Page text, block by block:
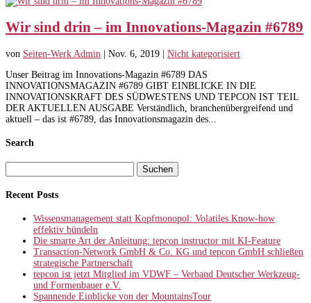
Wir sind drin – im Innovations-Magazin #6789
von Seiten-Werk Admin Nov. 6, 2019
Nicht kategorisiert
Unser Beitrag im Innovations-Magazin #6789 DAS
INNOVATIONSMAGAZIN #6789 GIBT EINBLICKE IN DIE
INNOVATIONSKRAFT DES SÜDWESTENS UND TEPCON IST TEIL
DER AKTUELLEN AUSGABE Verständlich, branchenübergreifend und
aktuell – das ist #6789, das Innovationsmagazin des...
Search
nach:
Recent Posts
Wissensmanagement statt Kopfmonopol: Volatiles Know-how
effektiv bündeln
Die smarte Art der Anleitung: tepcon instructor mit KI-Feature
Transaction-Network GmbH & Co. KG und tepcon GmbH schließen
strategische Partnerschaft
tepcon ist jetzt Mitglied im VDWF – Verband Deutscher Werkzeug-
und Formenbauer e.V.
Spannende Einblicke von der MountainsTour